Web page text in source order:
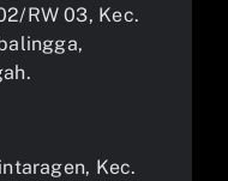
RW 03, Kec.
Kec.